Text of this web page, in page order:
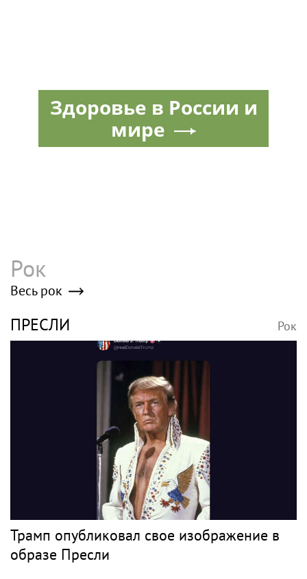
Здоровье в России и
мире
Рок
Весь рок
ПРЕСЛИ Рок
Трамп опубликовал свое изображение в
образе Пресли